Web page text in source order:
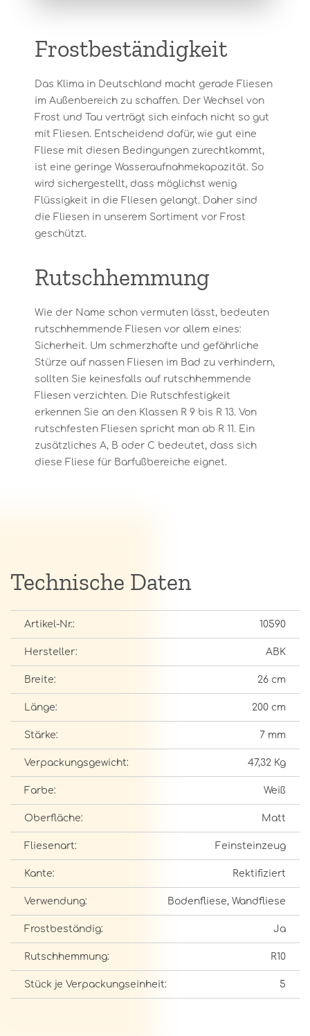
Frostbeständigkeit
Das Klima in Deutschland macht gerade Fliesen
im Außenbereich zu schaffen. Der Wechsel von
Frost und Tau verträgt sich einfach nicht so gut
mit Fliesen. Entscheidend dafür, wie gut eine
Fliese mit diesen Bedingungen zurechtkommt,
ist eine geringe Wasseraufnahmekapazität. So
wird sichergestellt, dass möglichst wenig
Flüssigkeit in die Fliesen gelangt. Daher sind
die Fliesen in unserem Sortiment vor Frost
geschützt.
Rutschhemmung
Wie der Name schon vermuten lässt, bedeuten
rutschhemmende Fliesen vor allem eines:
Sicherheit. Um schmerzhafte und gefährliche
Stürze auf nassen Fliesen im Bad zu verhindern,
sollten Sie keinesfalls auf rutschhemmende
Fliesen verzichten. Die Rutschfestigkeit
erkennen Sie an den Klassen R 9 bis R 13. Von
rutschfesten Fliesen spricht man ab R 11. Ein
zusätzliches A, B oder C bedeutet, dass sich
diese Fliese für Barfußbereiche eignet.
Technische Daten
Artikel-Nr.: 10590
Hersteller: ABK
Breite: 26 cm
Länge: 200 cm
Stärke: 7 mm
Verpackungsgewicht: 47,32 Kg
Farbe: Weiß
Oberfläche: Matt
Fliesenart: Feinsteinzeug
Kante: Rektifiziert
Verwendung: Bodenfliese, Wandfliese
Frostbeständig: Ja
Rutschhemmung: R10
Stück je Verpackungseinheit: 5